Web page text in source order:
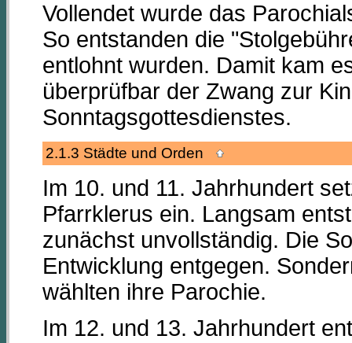
Vollendet wurde das
So entstanden die
entlohnt wurden. Damit kam
überprüfbar der Zwang zur
Sonntagsgottesdienstes.
2.1.3 Städte und Orden
Im 10. und 11. Jahrhundert
Pfarrklerus ein. Langsam
zunächst unvollständig. Die
Entwicklung entgegen.
wählten ihre Parochie.
Im 12. und 13. Jahrhundert